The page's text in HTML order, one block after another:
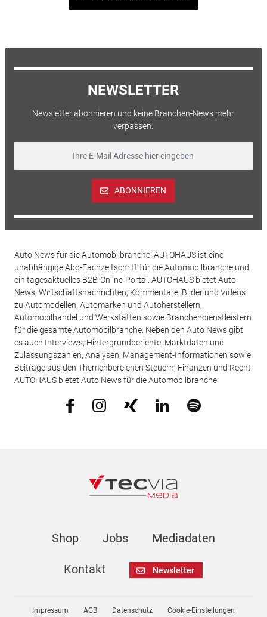
NEWSLETTER
Newsletter abonnieren und keine Branchen-News mehr
verpassen.
ABONNIEREN
Auto News für die Automobilbranche: AUTOHAUS ist eine
unabhängige Abo-Fachzeitschrift für die Automobilbranche und
ein tagesaktuelles B2B-Online-Portal. AUTOHAUS bietet Auto
News, Wirtschaftsnachrichten, Kommentare, Bilder und Videos
zu Automodellen, Automarken und Autoherstellern,
Automobilhandel und Werkstätten sowie Branchendienstleistern
für die gesamte Automobilbranche. Neben den Auto News gibt
es auch Interviews, Hintergrundberichte, Marktdaten und
Zulassungszahlen, Analysen, Management-Informationen sowie
Beiträge aus den Themenbereichen Steuern, Finanzen und Recht.
AUTOHAUS bietet Auto News für die Automobilbranche.
Shop Jobs Mediadaten
Kontakt Newsletter
Impressum AGB Datenschutz Cookie-Einstellungen